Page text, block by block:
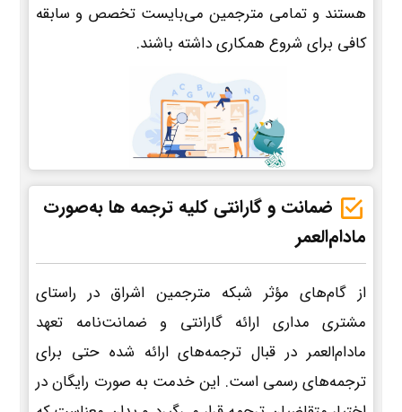
هستند و تمامی مترجمین می‌بایست تخصص و سابقه
کافی برای شروع همکاری داشته باشند.
ضمانت و گارانتی کلیه ترجمه ها به‌صورت
مادام‌العمر
از گام‌های مؤثر شبکه مترجمین اشراق در راستای
مشتری مداری ارائه گارانتی و ضمانت‌نامه تعهد
مادام‌العمر در قبال ترجمه‌های ارائه شده حتی برای
ترجمه‌های رسمی است. این خدمت به صورت رایگان در